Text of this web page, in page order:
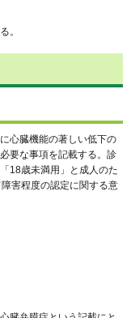
。
心臓機能の著しい低下の
要な事項を記載する。診
18歳未満用」と成人のた
害程度の認定に関する意